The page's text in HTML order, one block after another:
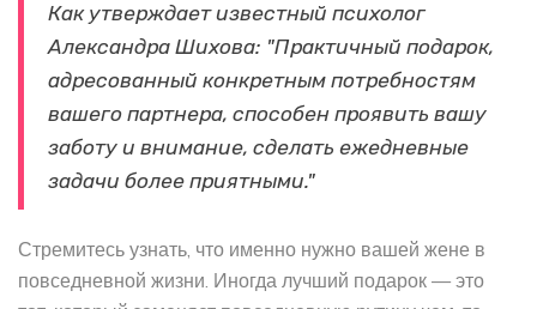
Как утверждает известный психолог
Александра Шихова: "Практичный подарок,
адресованный конкретным потребностям
вашего партнера, способен проявить вашу
заботу и внимание, сделать ежедневные
задачи более приятными."
Стремитесь узнать, что именно нужно вашей жене в
повседневной жизни. Иногда лучший подарок — это